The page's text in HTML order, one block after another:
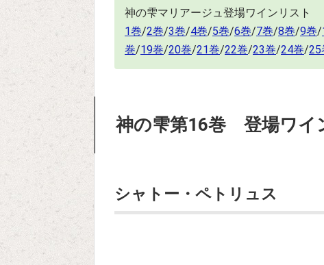
神の雫マリアージュ登場ワインリスト
1巻/2巻/3巻/4巻/5巻/6巻/7巻/8巻/9巻/
巻/19巻/20巻/21巻/22巻/23巻/24巻/25
神の雫第16巻 登場ワイ
シャトー・ペトリュス